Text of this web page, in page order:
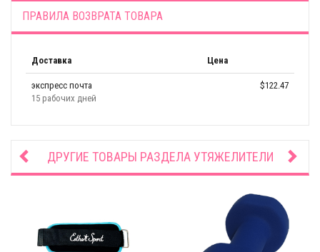
ПРАВИЛА ВОЗВРАТА ТОВАРА
Доставка Цена
экспресс почта
15 рабочих дней
$122.47
ДРУГИЕ ТОВАРЫ РАЗДЕЛАУТЯЖЕЛИТЕЛИ